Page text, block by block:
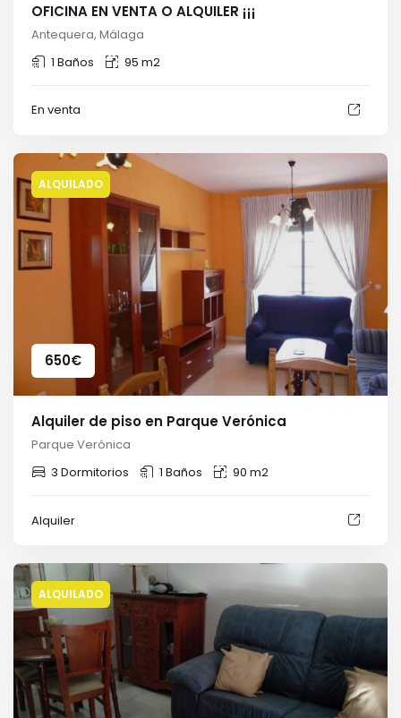
OFICINA EN VENTA O ALQUILER ¡¡¡
Antequera, Málaga
1 Baños
95 m2
En venta
ALQUILADO
650€
Alquiler de piso en Parque Verónica
Parque Verónica
3 Dormitorios
1 Baños 90 m2
Alquiler
ALQUILADO